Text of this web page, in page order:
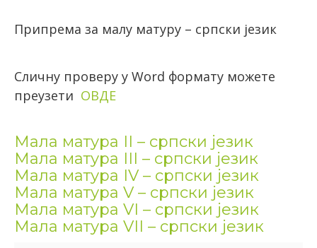
Припрема за малу матуру – српски језик
Сличну проверу у Word формату можете
преузети ОВДЕ
Мала матура II – српски језик
Мала матура III – српски језик
Мала матура IV – српски језик
Мала матура V – српски језик
Мала матура VI – српски језик
Мала матура VII – српски језик